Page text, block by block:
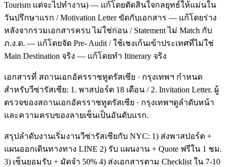
Tourism แต่จะไปทำงาน) — แก้โดยตัดสินใจกลยุทธ์ให้แม่นใน
วันปรึกษาแรก / Motivation Letter ขัดกับเอกสาร — แก้โดยร่าง
หลังจากรวมเอกสารครบ ไม่ใช่ก่อน / Statement ไม่ Match กับ
ภ.ง.ด. — แก้โดยจัด Pre- Audit / ใช้เชงเก้นเข้าประเทศที่ไม่ใช่
Main Destination จริง — แก้โดยทำ Itinerary จริง
เอกสารที่ สถานเอกอัครราชทูตรัสเซีย · กรุงเทพฯ กำหนด
สำหรับวีซ่ารัสเซีย: 1. พาสปอร์ต 18 เดือน / 2. Invitation Letter. ผู้
ตรวจของสถานเอกอัครราชทูตรัสเซีย · กรุงเทพฯดูลำดับหน้า
และความครบของลายเซ็นเป็นอันดับแรก.
สรุปลำดับงานเริ่มงานวีซ่ารัสเซียกับ NYC: 1) ส่งพาสปอร์ต +
แผนออกเดินทางทาง LINE 2) รับ แผนงาน + Quote ฟรีใน 1 ชม.
3) เซ็นยอมรับ + มัดจำ 50% 4) ส่งเอกสารตาม Checklist ใน 7-10